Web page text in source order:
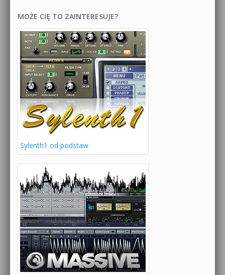
MOŻE CIĘ TO ZAINTERESUJE?
Sylenth1 od podstaw